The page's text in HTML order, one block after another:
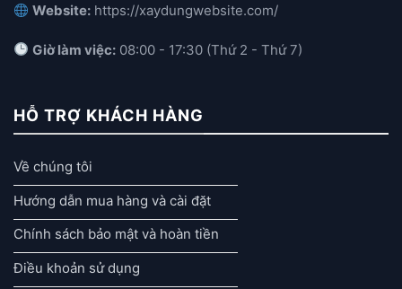
Website: https://xaydungwebsite.com/
Giờ làm việc: 08:00 - 17:30 (Thứ 2 - Thứ 7)
HỖ TRỢ KHÁCH HÀNG
Về chúng tôi
Hướng dẫn mua hàng và cài đặt
Chính sách bảo mật và hoàn tiền
Điều khoản sử dụng